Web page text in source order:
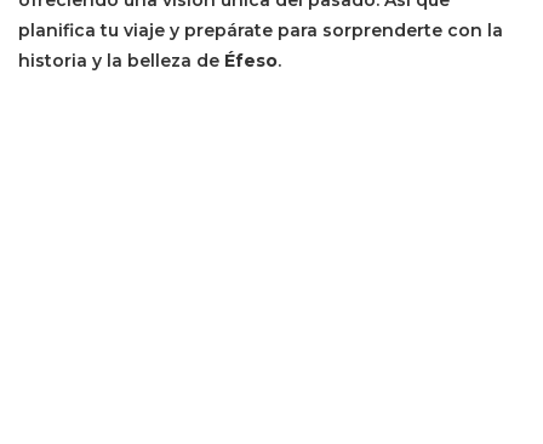
planifica tu viaje y prepárate para sorprenderte con la
historia y la belleza de Éfeso.